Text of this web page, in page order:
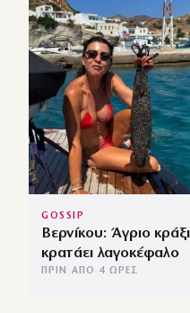
GOSSIP
Βερνίκου: Άγριο
κρατάει λαγοκέφαλο
ΠΡΙΝ ΑΠΌ 4 ΏΡΕΣ